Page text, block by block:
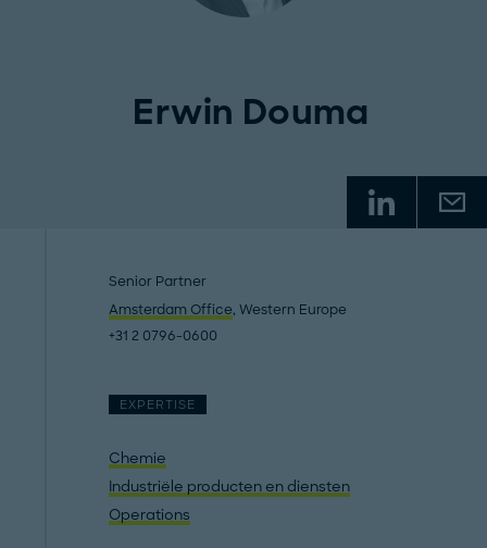
Erwin Douma
Senior Partner
Amsterdam Office, Western Europe
+31 2 0796-0600
EXPERTISE
Chemie
Industriële producten en diensten
Operations